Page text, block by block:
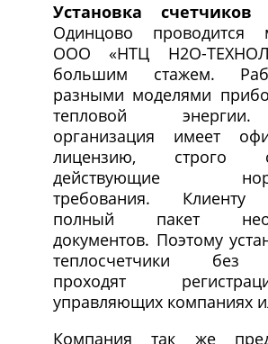
Установка счетчиков
Одинцово проводится
ООО «НТЦ Н2О-
большим стажем.
разными моделями
тепловой
организация имеет
лицензию, строго
действующие
требования. Клиенту
полный пакет
документов. Поэтому
теплосчетчики без
проходят
управляющих компаниях
Компания так же